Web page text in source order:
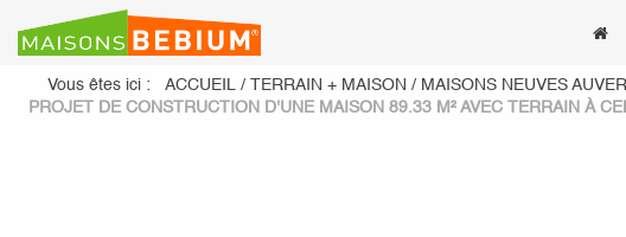
Vous êtes ici : ACCUEIL / TERRAIN + MAISON / MAISONS NEUVES
PROJET DE CONSTRUCTION D'UNE MAISON 89.33 M² AVEC TERRAIN À